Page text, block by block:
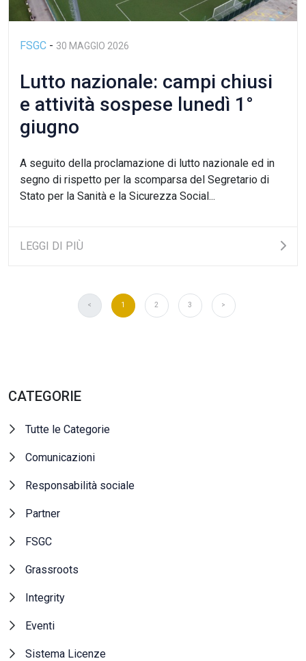
FSGC - 30 MAGGIO 2026
Lutto nazionale: campi chiusi
e attività sospese lunedì 1°
giugno
A seguito della proclamazione di lutto nazionale ed in
segno di rispetto per la scomparsa del Segretario di
Stato per la Sanità e la Sicurezza Social...
LEGGI DI PIÙ
< 1 2 3 >
CATEGORIE
Tutte le Categorie
Comunicazioni
Responsabilità sociale
Partner
FSGC
Grassroots
Integrity
Eventi
Sistema Licenze